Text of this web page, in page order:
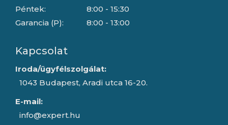
Péntek:
Garancia (P):
8:00 - 15:30
8:00 - 13:00
Kapcsolat
Iroda/ügyfélszolgálat:
1043 Budapest, Aradi utca 16-20.
E-mail:
info@expert.hu